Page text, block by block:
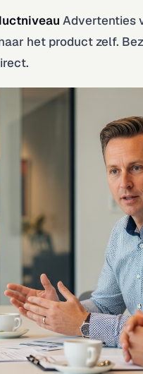
Advertenties
het product zelf.